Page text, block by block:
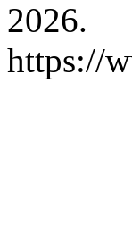
2026.
https://